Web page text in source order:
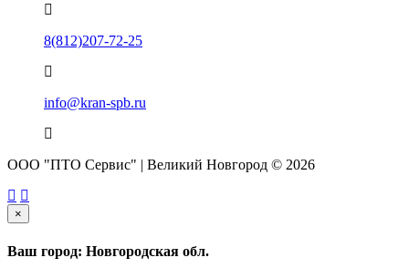
8(812)207-72-25
info@kran-spb.ru
ООО "ПТО Сервис" | Великий Новгород © 2026
×
Ваш город: Новгородская обл.